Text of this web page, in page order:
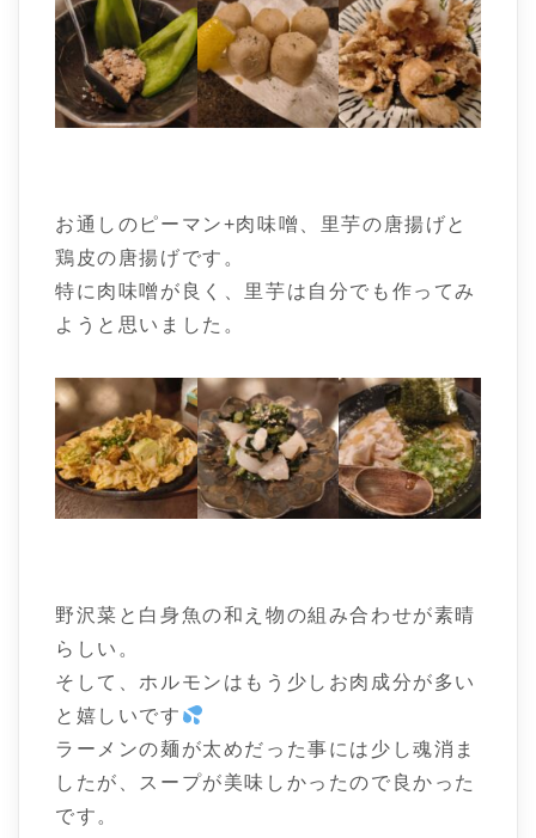
お通しのピーマン+肉味噌、里芋の唐揚げと
鶏皮の唐揚げです。
特に肉味噌が良く、里芋は自分でも作ってみ
ようと思いました。
野沢菜と白身魚の和え物の組み合わせが素晴
らしい。
そして、ホルモンはもう少しお肉成分が多い
と嬉しいです
ラーメンの麺が太めだった事には少し魂消ま
したが、スープが美味しかったので良かった
です。